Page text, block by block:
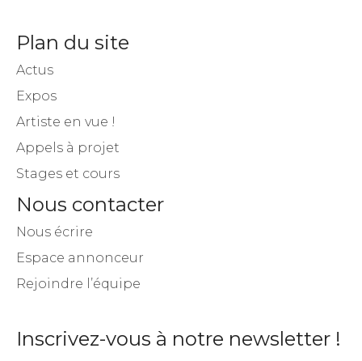
Plan du site
Actus
Expos
Artiste en vue !
Appels à projet
Stages et cours
Nous contacter
Nous écrire
Espace annonceur
Rejoindre l’équipe
Inscrivez-vous à notre newsletter !